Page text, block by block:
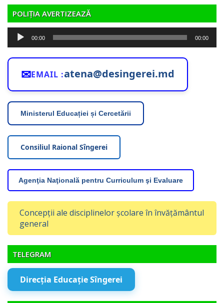
POLIȚIA AVERTIZEAZĂ
Player
audio
00:00 00:00
✉EMAIL :atena@desingerei.md
Ministerul Educației și Cercetării
Consiliul Raional Sîngerei
Agenţia Naţională pentru Curriculum şi Evaluare
Concepții ale disciplinelor școlare în învățământul
general
TELEGRAM
Direcția Educație Sîngerei